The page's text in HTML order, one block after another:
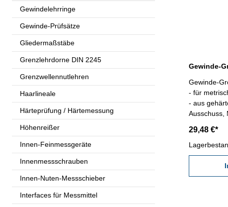
Gewindelehrringe
Gewinde-Prüfsätze
Gliedermaßstäbe
Grenzlehrdorne DIN 2245
Grenzwellennutlehren
Haarlineale
Härteprüfung / Härtemessung
Höhenreißer
Innen-Feinmessgeräte
Innenmessschrauben
Innen-Nuten-Messschieber
Interfaces für Messmittel
Gewinde-
- für
- aus
Ausschuss,
29,48 €*